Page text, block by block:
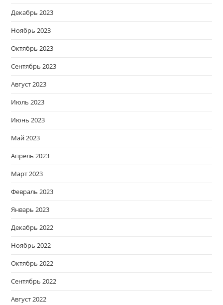
Декабрь 2023
Ноябрь 2023
Октябрь 2023
Сентябрь 2023
Август 2023
Июль 2023
Июнь 2023
Май 2023
Апрель 2023
Март 2023
Февраль 2023
Январь 2023
Декабрь 2022
Ноябрь 2022
Октябрь 2022
Сентябрь 2022
Август 2022